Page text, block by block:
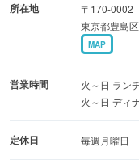
所在地
〒170-0002
東京都豊島
MAP
営業時間
火～日 ラン
火～日 ディ
定休日 毎週月曜日